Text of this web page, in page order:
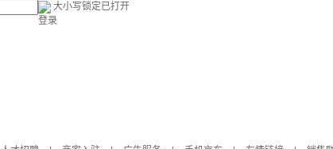
大小写锁定已打开
登录